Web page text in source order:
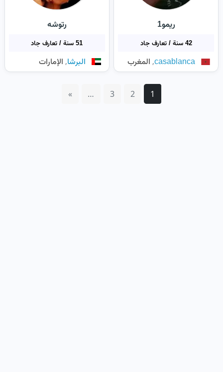
ريمو1
42 سنة / تعارف جاد
casablanca
, المغرب
رتوشه
51 سنة / تعارف جاد
البرشا, الإمارات
1
2
3
…
»